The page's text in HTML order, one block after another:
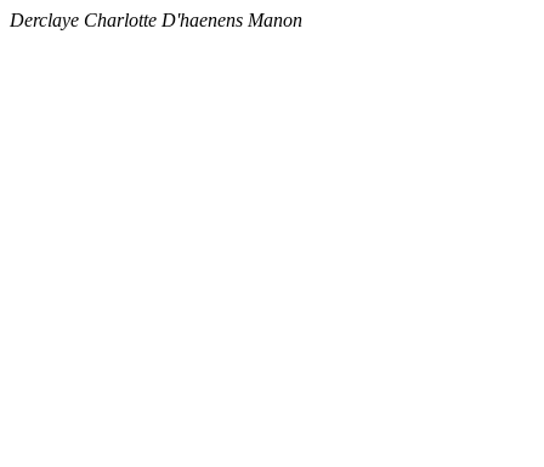
Derclaye Charlotte D'haenens Manon